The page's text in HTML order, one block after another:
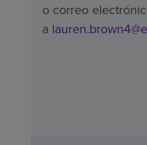
o correo
a